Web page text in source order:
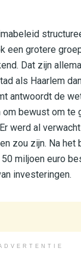
een grotere
Dat zijn
als Haarlem
antwoordt de
bewust om te
werd al
zou zijn. Na het
miljoen euro
investeringen.